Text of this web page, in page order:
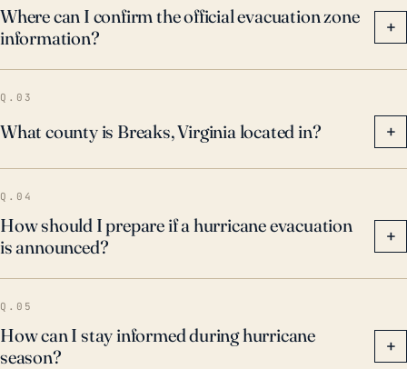
Where can I confirm the official evacuation zone
information?
+
Q.03
What county is Breaks, Virginia located in? +
Q.04
How should I prepare if a hurricane evacuation
is announced?
+
Q.05
How can I stay informed during hurricane
season?
+